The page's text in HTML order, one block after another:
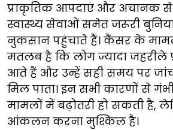
प्राकृतिक आपदाएं और अचानक
स्वास्थ्य सेवाओं समेत जरूरी
नुकसान पहुंचाते हैं। कैंसर के
मतलब है कि लोग ज्यादा जहरीले
आते हैं और उन्हें सही समय पर
मिल पाता। इन सभी कारणों से
मामलों में बढ़ोतरी हो सकती है,
आंकलन करना मुश्किल है।